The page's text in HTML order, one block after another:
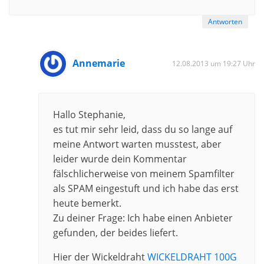
Antworten
Annemarie 12.08.2013 um 19:27 Uhr
Hallo Stephanie,
es tut mir sehr leid, dass du so lange auf
meine Antwort warten musstest, aber
leider wurde dein Kommentar
fälschlicherweise von meinem Spamfilter
als SPAM eingestuft und ich habe das erst
heute bemerkt.
Zu deiner Frage: Ich habe einen Anbieter
gefunden, der beides liefert.
Hier der WickeldrahtWICKELDRAHT 100G